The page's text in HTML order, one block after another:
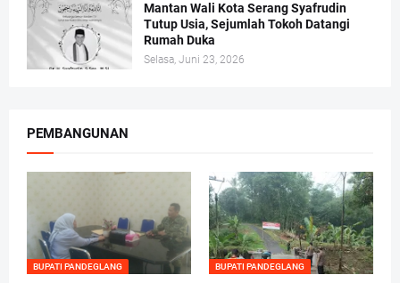
Mantan Wali Kota Serang Syafrudin
Tutup Usia, Sejumlah Tokoh Datangi
Rumah Duka
Selasa, Juni 23, 2026
PEMBANGUNAN
BUPATI PANDEGLANG BUPATI PANDEGLANG